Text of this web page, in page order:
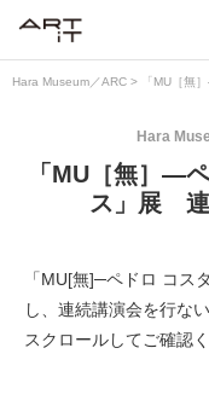
Hara Museum／ARC >
「MU［無
Hara
「MU［無］―
ス」展 連
「MU[無]─ペドロ コス
し、連続講演会を行な
スクロールしてご確認く